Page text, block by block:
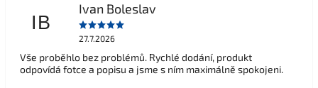
IB
Ivan Boleslav
27.7.2026
Vše proběhlo bez problémů. Rychlé dodání, produkt
odpovídá fotce a popisu a jsme s ním maximálně spokojeni.